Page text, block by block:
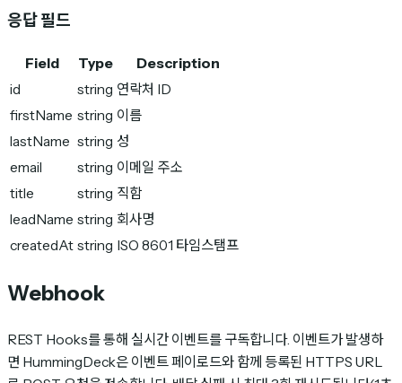
응답 필드
Field Type
Description
id
string 연락처 ID
firstName string 이름
lastName string 성
email
string 이메일 주소
title
string 직함
leadName string 회사명
createdAt string ISO 8601 타임스탬프
Webhook
REST Hooks를 통해 실시간 이벤트를 구독합니다. 이벤트가 발생하
면 HummingDeck은 이벤트 페이로드와 함께 등록된 HTTPS URL